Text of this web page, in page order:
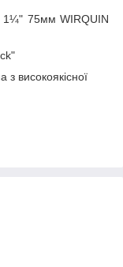
1¼" 75мм WIRQUIN
високоякісної